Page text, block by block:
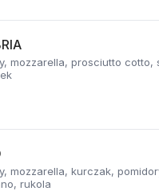
mozzarella, prosciutto cotto,
mozzarella, kurczak,
rukola